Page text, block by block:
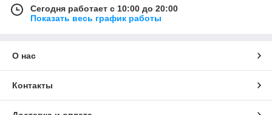
Сегодня работает с 10:00 до 20:00
Показать весь график работы
О нас
Контакты